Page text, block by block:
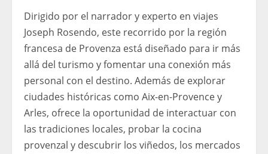
Dirigido por el narrador y experto en viajes
Joseph Rosendo, este recorrido por la región
francesa de Provenza está diseñado para ir más
allá del turismo y fomentar una conexión más
personal con el destino. Además de explorar
ciudades históricas como Aix-en-Provence y
Arles, ofrece la oportunidad de interactuar con
las tradiciones locales, probar la cocina
provenzal y descubrir los viñedos, los mercados